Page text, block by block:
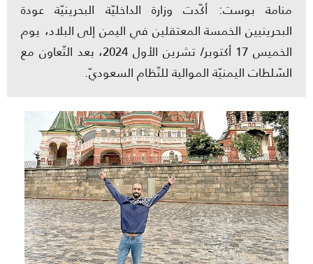
منامة بوست: أكّدت وزارة الداخليّة البحرينيّة عودة
البحرينيين الخمسة المعتقلين في اليمن إلى البلاد، يوم
الخميس 17 أكتوبر/ تشرين الأول 2024، بعد التّعاون مع
السّلطات اليمنيّة الموالية للنّظام السعوديّ.